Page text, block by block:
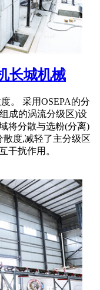
长城机械
。 采用OSEPA的分
成的涡流分级区)设
将分散与选粉(分离)
度,减轻了主分级区
干扰作用。